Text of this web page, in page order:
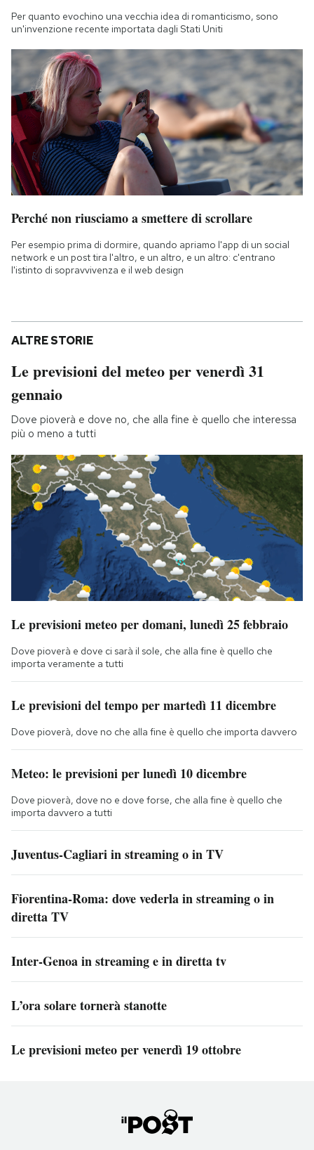
Per quanto evochino una vecchia idea di romanticismo, sono
un'invenzione recente importata dagli Stati Uniti
Perché non riusciamo a smettere di scrollare
Per esempio prima di dormire, quando apriamo l'app di un social
network e un post tira l'altro, e un altro, e un altro: c'entrano
l'istinto di sopravvivenza e il web design
ALTRE STORIE
Le previsioni del meteo per venerdì 31
gennaio
Dove pioverà e dove no, che alla fine è quello che interessa
più o meno a tutti
Le previsioni meteo per domani, lunedì 25 febbraio
Dove pioverà e dove ci sarà il sole, che alla fine è quello che
importa veramente a tutti
Le previsioni del tempo per martedì 11 dicembre
Dove pioverà, dove no che alla fine è quello che importa davvero
Meteo: le previsioni per lunedì 10 dicembre
Dove pioverà, dove no e dove forse, che alla fine è quello che
importa davvero a tutti
Juventus-Cagliari in streaming o in TV
Fiorentina-Roma: dove vederla in streaming o in
diretta TV
Inter-Genoa in streaming e in diretta tv
L’ora solare tornerà stanotte
Le previsioni meteo per venerdì 19 ottobre